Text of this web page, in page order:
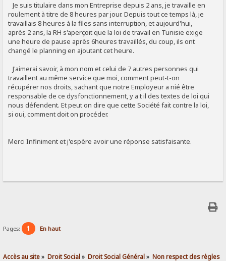
Je suis titulaire dans mon Entreprise depuis 2 ans, je travaille en
roulement à titre de 8 heures par jour. Depuis tout ce temps là, je
travaillais 8 heures à la files sans interruption, et aujourd'hui,
après 2 ans, la RH s'aperçoit que la loi de travail en Tunisie exige
une heure de pause après 6heures travaillés, du coup, ils ont
changé le planning en ajoutant cet heure.
J'aimerai savoir, à mon nom et celui de 7 autres personnes qui
travaillent au même service que moi, comment peut-t-on
récupérer nos droits, sachant que notre Employeur a nié être
responsable de ce dysfonctionnement, y a t il des textes de loi qui
nous défendent. Et peut on dire que cette Société fait contre la loi,
si oui, comment doit on procéder.
Merci Infiniment et j'espère avoir une réponse satisfaisante.
Pages: 1 En haut
Accès au site» Droit Social» Droit Social Général» Non respect des règles